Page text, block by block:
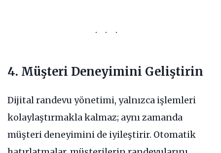
4. Müşteri Deneyimini Geliştirin
Dijital randevu yönetimi, yalnızca işlemleri
kolaylaştırmakla kalmaz; aynı zamanda
müşteri deneyimini de iyileştirir. Otomatik